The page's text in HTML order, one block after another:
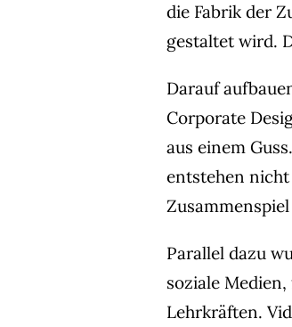
die Fabrik der
gestaltet wird.
Darauf
Corporate
aus einem
entstehen
Parallel dazu
soziale
Lehrkräften.